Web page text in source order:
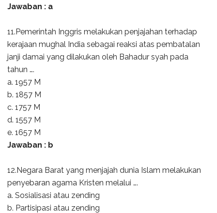
Jawaban : a
11.Pemerintah Inggris melakukan penjajahan terhadap
kerajaan mughal India sebagai reaksi atas pembatalan
janji damai yang dilakukan oleh Bahadur syah pada
tahun ….
a. 1957 M
b. 1857 M
c. 1757 M
d. 1557 M
e. 1657 M
Jawaban : b
12.Negara Barat yang menjajah dunia Islam melakukan
penyebaran agama Kristen melalui ….
a. Sosialisasi atau zending
b. Partisipasi atau zending